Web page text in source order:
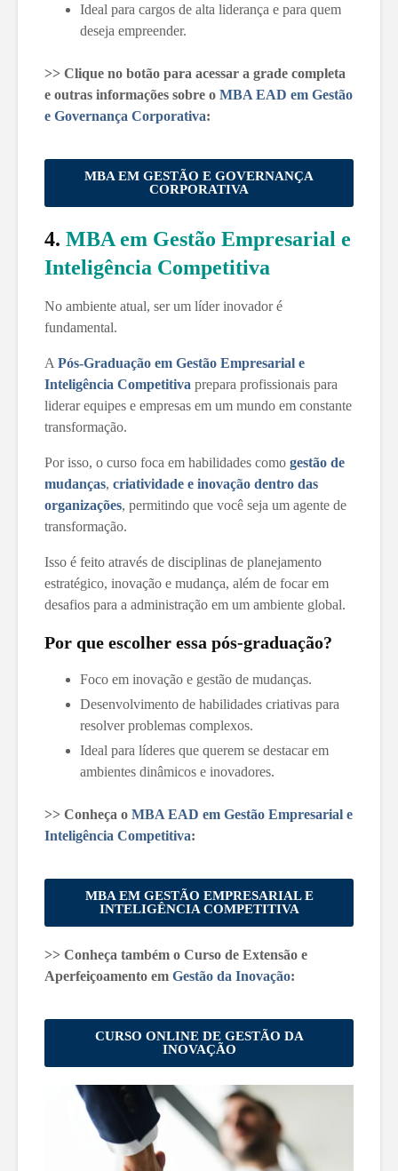
Ideal para cargos de alta liderança e para quem
deseja empreender.
>> Clique no botão para acessar a grade completa
e outras informações sobre o MBA EAD em Gestão
e Governança Corporativa:
MBA EM GESTÃO E GOVERNANÇA
CORPORATIVA
4. MBA em Gestão Empresarial e
Inteligência Competitiva
No ambiente atual, ser um líder inovador é
fundamental.
A Pós-Graduação em Gestão Empresarial e
Inteligência Competitiva prepara profissionais para
liderar equipes e empresas em um mundo em constante
transformação.
Por isso, o curso foca em habilidades como gestão de
mudanças, criatividade e inovação dentro das
organizações, permitindo que você seja um agente de
transformação.
Isso é feito através de disciplinas de planejamento
estratégico, inovação e mudança, além de focar em
desafios para a administração em um ambiente global.
Por que escolher essa pós-graduação?
Foco em inovação e gestão de mudanças.
Desenvolvimento de habilidades criativas para
resolver problemas complexos.
Ideal para líderes que querem se destacar em
ambientes dinâmicos e inovadores.
>> Conheça o MBA EAD em Gestão Empresarial e
Inteligência Competitiva:
MBA EM GESTÃO EMPRESARIAL E
INTELIGÊNCIA COMPETITIVA
>> Conheça também o Curso de Extensão e
Aperfeiçoamento em Gestão da Inovação:
CURSO ONLINE DE GESTÃO DA
INOVAÇÃO